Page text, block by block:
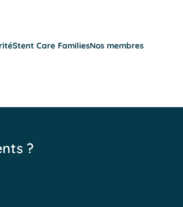
Stent Care FamiliesNos membres
?